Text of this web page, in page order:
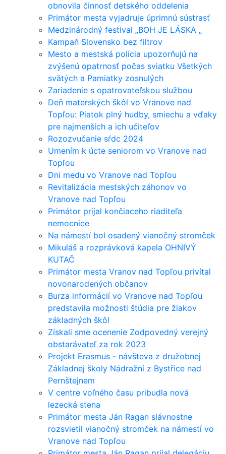
obnovila činnosť detského oddelenia
Primátor mesta vyjadruje úprimnú sústrasť
Medzinárodný festival „BOH JE LÁSKA „
Kampaň Slovensko bez filtrov
Mesto a mestská polícia upozorňujú na
zvýšenú opatrnosť počas sviatku Všetkých
svätých a Pamiatky zosnulých
Zariadenie s opatrovateľskou službou
Deň materských škôl vo Vranove nad
Topľou: Piatok plný hudby, smiechu a vďaky
pre najmenších a ich učiteľov
Rozozvučanie sŕdc 2024
Umením k úcte seniorom vo Vranove nad
Topľou
Dni medu vo Vranove nad Topľou
Revitalizácia mestských záhonov vo
Vranove nad Topľou
Primátor prijal končiaceho riaditeľa
nemocnice
Na námestí bol osadený vianočný stromček
Mikuláš a rozprávková kapela OHNIVÝ
KUTAČ
Primátor mesta Vranov nad Topľou privítal
novonarodených občanov
Burza informácií vo Vranove nad Topľou
predstavila možnosti štúdia pre žiakov
základných škôl
Získali sme ocenenie Zodpovedný verejný
obstarávateľ za rok 2023
Projekt Erasmus - návšteva z družobnej
Základnej školy Nádražní z Bystřice nad
Pernštejnem
V centre voľného času pribudla nová
lezecká stena
Primátor mesta Ján Ragan slávnostne
rozsvietil vianočný stromček na námestí vo
Vranove nad Topľou